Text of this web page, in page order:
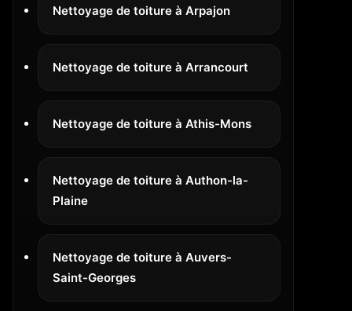
Nettoyage de toiture à Arpajon
Nettoyage de toiture à Arrancourt
Nettoyage de toiture à Athis-Mons
Nettoyage de toiture à Authon-la-
Plaine
Nettoyage de toiture à Auvers-
Saint-Georges